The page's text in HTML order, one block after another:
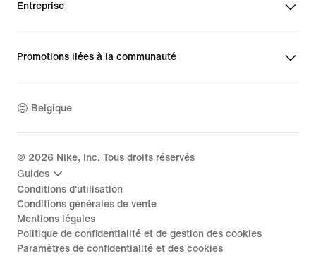
Entreprise
Promotions liées à la communauté
Belgique
© 2026 Nike, Inc. Tous droits réservés
Guides
Conditions d'utilisation
Conditions générales de vente
Mentions légales
Politique de confidentialité et de gestion des cookies
Paramètres de confidentialité et des cookies